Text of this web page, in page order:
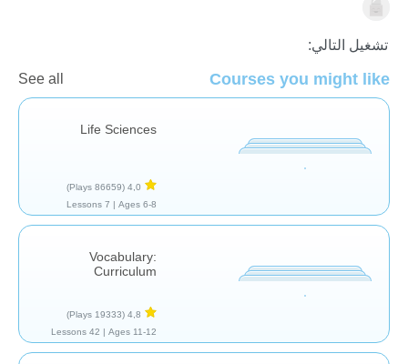
المهارات الدراسية
تشغيل التالي:
Courses you might like
See all
Life Sciences
4,0
(86659 Plays)
Ages 6-8 |
7 Lessons
Vocabulary:
Curriculum
4,8
(19333 Plays)
Ages 11-12 |
42 Lessons